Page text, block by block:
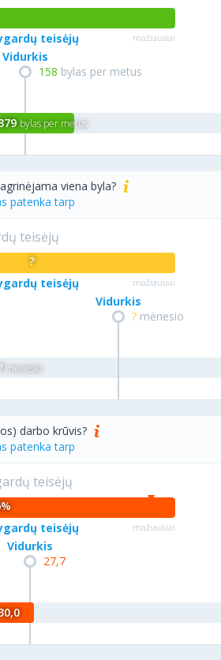
teisėjų mažiausiai
158 bylas per metus
Vidurkis
bylas per metus
viena byla?
patenka tarp
teisėjų
?
teisėjų mažiausiai
? mėnesio
Vidurkis
mėnesio
darbo krūvis?
patenka tarp
teisėjų
teisėjų mažiausiai
27,7
Vidurkis